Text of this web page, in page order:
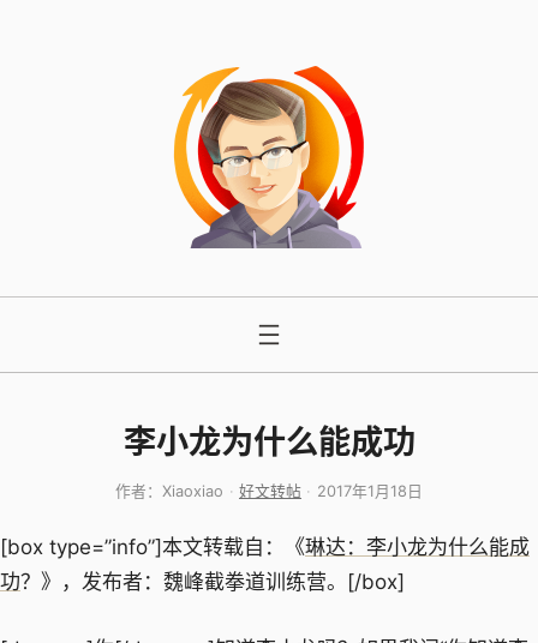
李小龙为什么能成功
作者： Xiaoxiao 好文转帖 2017年1月18日
[box type=”info”]本文转载自：《琳达：李小龙为什么能成
功？》，发布者：魏峰截拳道训练营。[/box]